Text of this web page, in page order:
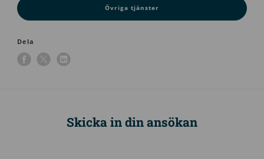
Övriga tjänster
Dela
Skicka in din ansökan